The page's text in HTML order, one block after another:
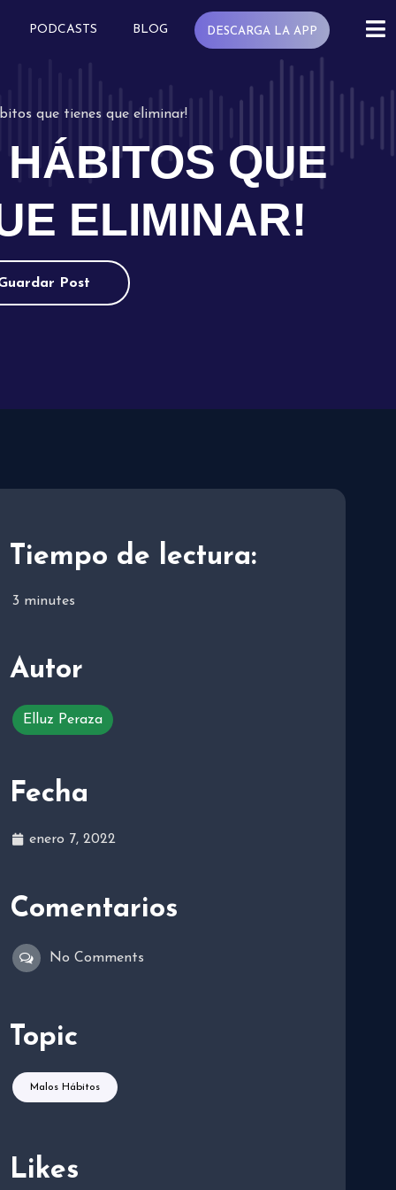
PODCASTS BLOG DESCARGA LA APP
que tienes que eliminar!
QUE
ELIMINAR!
Post
Tiempo de lectura:
3 minutes
Autor
Elluz Peraza
Fecha
enero 7, 2022
Comentarios
No Comments
Topic
Malos Hábitos
Likes